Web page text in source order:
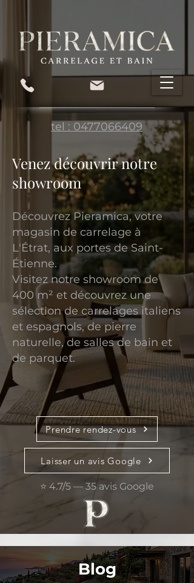
tel : 0477066409
Venez découvrir notre
showroom
Découvrez Pieramica, votre
magasin de carrelage à
L'Étrat, aux portes de Saint-
Étienne.
Visitez notre showroom de
400 m² et découvrez une
sélection de carrelages italiens
et espagnols, de pierre
naturelle, de salles de bain et
de parquet.
Prendre rendez-vous
Laisser un avis Google
⭐ 4.7/5 — 35 avis Google
Blog